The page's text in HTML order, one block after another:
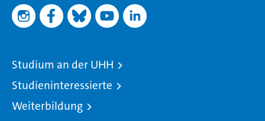
Studium an der UHH
Studieninteressierte
Weiterbildung